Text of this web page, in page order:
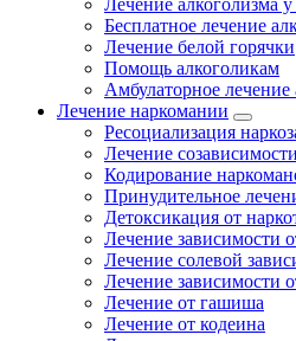
Лечение алкоголизма
Бесплатное лечение
Лечение белой горячки
Помощь алкоголикам
Амбулаторное лечение
Лечение наркомании
Ресоциализация
Лечение созависимости
Кодирование
Принудительное
Детоксикация от
Лечение зависимости
Лечение солевой
Лечение зависимости
Лечение от гашиша
Лечение от кодеина